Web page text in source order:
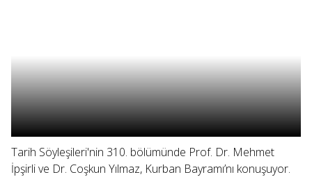
Tarih Söyleşileri'nin 310. bölümünde Prof. Dr. Mehmet
İpşirli ve Dr. Coşkun Yılmaz, Kurban Bayramı’nı konuşuyor.